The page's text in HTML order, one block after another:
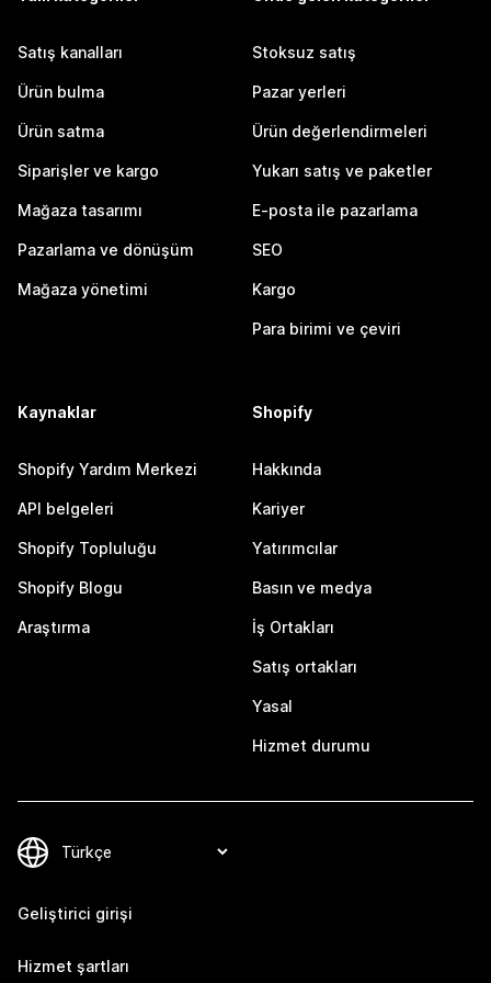
Satış kanalları
Ürün bulma
Ürün satma
Siparişler ve kargo
Mağaza tasarımı
Pazarlama ve dönüşüm
Mağaza yönetimi
Stoksuz satış
Pazar yerleri
Ürün değerlendirmeleri
Yukarı satış ve paketler
E-posta ile pazarlama
SEO
Kargo
Para birimi ve çeviri
Kaynaklar
Shopify Yardım Merkezi
API belgeleri
Shopify Topluluğu
Shopify Blogu
Araştırma
Shopify
Hakkında
Kariyer
Yatırımcılar
Basın ve medya
İş Ortakları
Satış ortakları
Yasal
Hizmet durumu
Geliştirici girişi
Hizmet şartları